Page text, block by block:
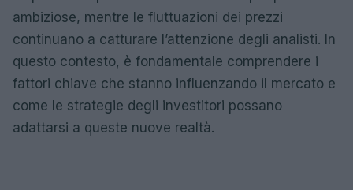
ambiziose, mentre le fluttuazioni dei prezzi
continuano a catturare l’attenzione degli analisti. In
questo contesto, è fondamentale comprendere i
fattori chiave che stanno influenzando il mercato e
come le strategie degli investitori possano
adattarsi a queste nuove realtà.